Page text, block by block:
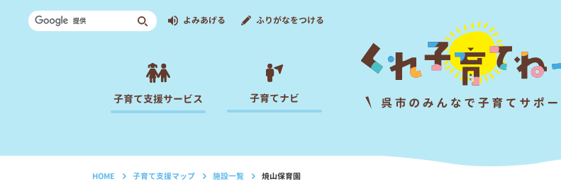
よみあげる ふりがなをつける
子育て支援サービス 子育てナビ
HOME 子育て支援マップ 施設一覧 焼山保育園